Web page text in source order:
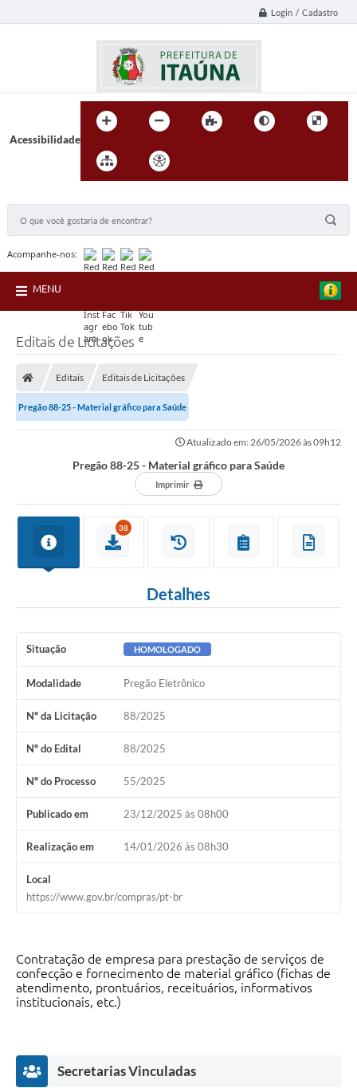
Login / Cadastro
Acessibilidade
Acompanhe-nos:
MENU
Editais de Licitações
Editais Editais de Licitações
Pregão 88-25 - Material gráfico para Saúde
Atualizado em: 26/05/2026 às 09h12
Pregão 88-25 - Material gráfico para Saúde
Imprimir
38
Detalhes
Situação HOMOLOGADO
Modalidade Pregão Eletrônico
Nº da Licitação 88/2025
Nº do Edital 88/2025
Nº do Processo 55/2025
Publicado em 23/12/2025 às 08h00
Realização em 14/01/2026 às 08h30
Local
https://www.gov.br/compras/pt-br
Contratação de empresa para prestação de serviços de
confecção e fornecimento de material gráfico (fichas de
atendimento, prontuários, receituários, informativos
institucionais, etc.)
Secretarias Vinculadas